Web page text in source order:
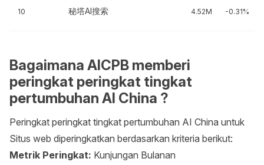
10 秘塔AI搜索 4.52M -0.31%
Bagaimana AICPB memberi
peringkat peringkat tingkat
pertumbuhan AI China ?
Peringkat peringkat tingkat pertumbuhan AI China untuk
Situs web diperingkatkan berdasarkan kriteria berikut:
Metrik Peringkat: Kunjungan Bulanan